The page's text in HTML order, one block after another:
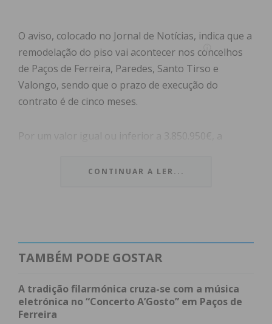
O aviso, colocado no Jornal de Notícias, indica que a
remodelação do piso vai acontecer nos concelhos
de Paços de Ferreira, Paredes, Santo Tirso e
Valongo, sendo que o prazo de execução do
contrato é de cinco meses.
Por um valor igual ou inferior a 3.850.950€, a
que passam por Paços de Ferreira,
os interessados têm 20 dias para apresentar uma
vai cair sobre a candidatura “economicamente mais
vantajosa”.
CONTINUAR A LER...
TAMBÉM PODE GOSTAR
A tradição filarmónica cruza-se com a música
eletrónica no “Concerto A’Gosto” em Paços de
Ferreira